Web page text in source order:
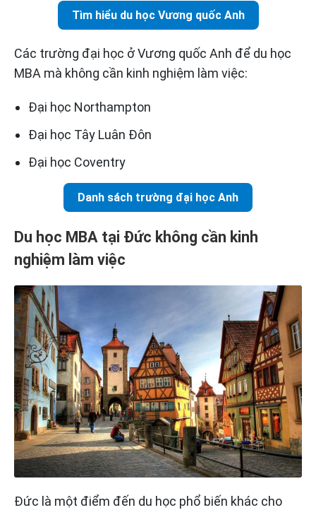
Tìm hiểu du học Vương quốc Anh
Các trường đại học ở Vương quốc Anh để du học
MBA mà không cần kinh nghiệm làm việc:
Đại học Northampton
Đại học Tây Luân Đôn
Đại học Coventry
Danh sách trường đại học Anh
Du học MBA tại Đức không cần kinh
nghiệm làm việc
Đức là một điểm đến du học phổ biến khác cho